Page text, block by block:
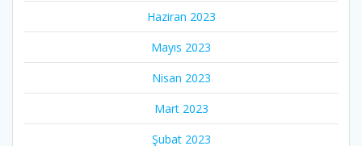
Haziran 2023
Mayıs 2023
Nisan 2023
Mart 2023
Şubat 2023